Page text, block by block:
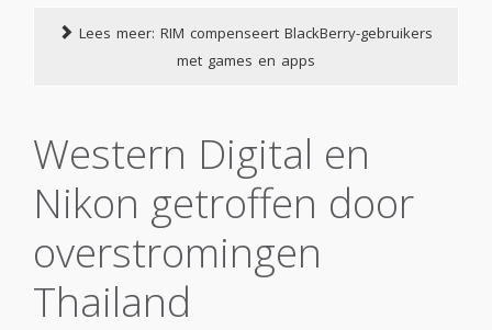
Lees meer: RIM compenseert BlackBerry-gebruikers
met games en apps
Western Digital en
Nikon getroffen door
overstromingen
Thailand